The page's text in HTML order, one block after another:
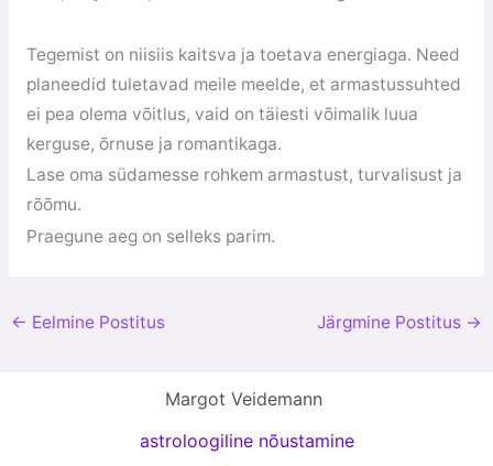
Tegemist on niisiis kaitsva ja toetava energiaga. Need
planeedid tuletavad meile meelde, et armastussuhted
ei pea olema võitlus, vaid on täiesti võimalik luua
kerguse, õrnuse ja romantikaga.
Lase oma südamesse rohkem armastust, turvalisust ja
rõõmu.
Praegune aeg on selleks parim.
← Eelmine Postitus Järgmine Postitus →
Margot Veidemann
astroloogiline nõustamine